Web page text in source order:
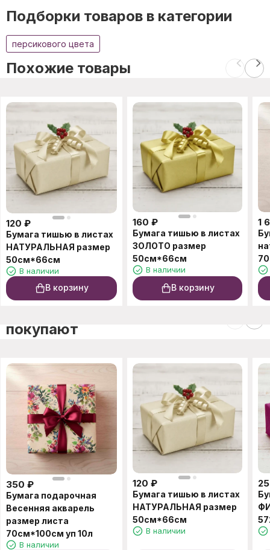
Подборки товаров в категории
персикового цвета
Похожие товары
120 ₽
Бумага тишью в листах
НАТУРАЛЬНАЯ размер
50см*66см
В наличии
В корзину
160 ₽
Бумага тишью в листах
ЗОЛОТО размер
50см*66см
В наличии
В корзину
1
покупают
350 ₽
Бумага подарочная
Весенняя акварель
размер листа
70см*100см уп 10л
В наличии
120 ₽
Бумага тишью в листах
НАТУРАЛЬНАЯ размер
50см*66см
В наличии